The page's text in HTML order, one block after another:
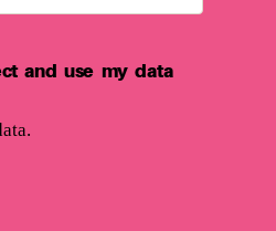
and use my data